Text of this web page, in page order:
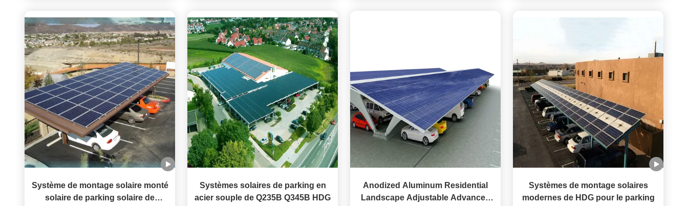
Système de montage solaire monté
solaire de parking solaire de
Systèmes solaires de parking en
acier souple de Q235B Q345B HDG
Anodized Aluminum Residential
Landscape Adjustable Advanced
Systèmes de montage solaires
modernes de HDG pour le parking